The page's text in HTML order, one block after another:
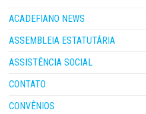
ACADEFIANO NEWS
ASSEMBLEIA ESTATUTÁRIA
ASSISTÊNCIA SOCIAL
CONTATO
CONVÊNIOS